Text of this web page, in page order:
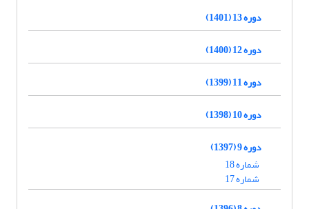
دوره 13 (1401)
دوره 12 (1400)
دوره 11 (1399)
دوره 10 (1398)
دوره 9 (1397)
شماره 18
شماره 17